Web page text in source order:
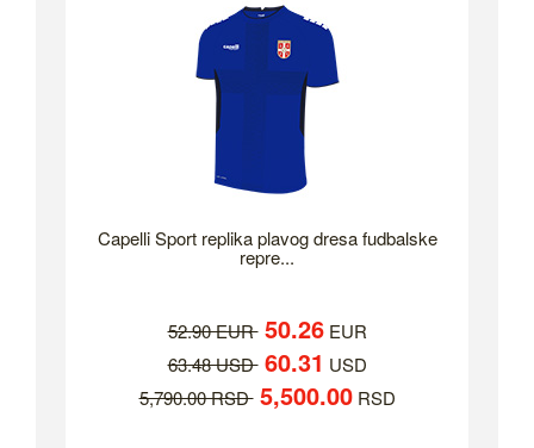
Capelli Sport replika plavog dresa fudbalske
repre...
52.90 EUR 50.26EUR
63.48 USD 60.31 USD
5,790.00 RSD 5,500.00RSD